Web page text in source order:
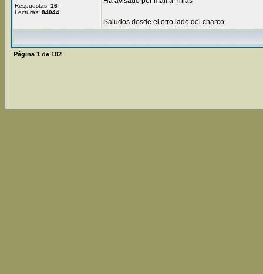
Respuestas: 16
Lecturas: 84044
Saludos desde el otro lado del charco
Página 1 de 182